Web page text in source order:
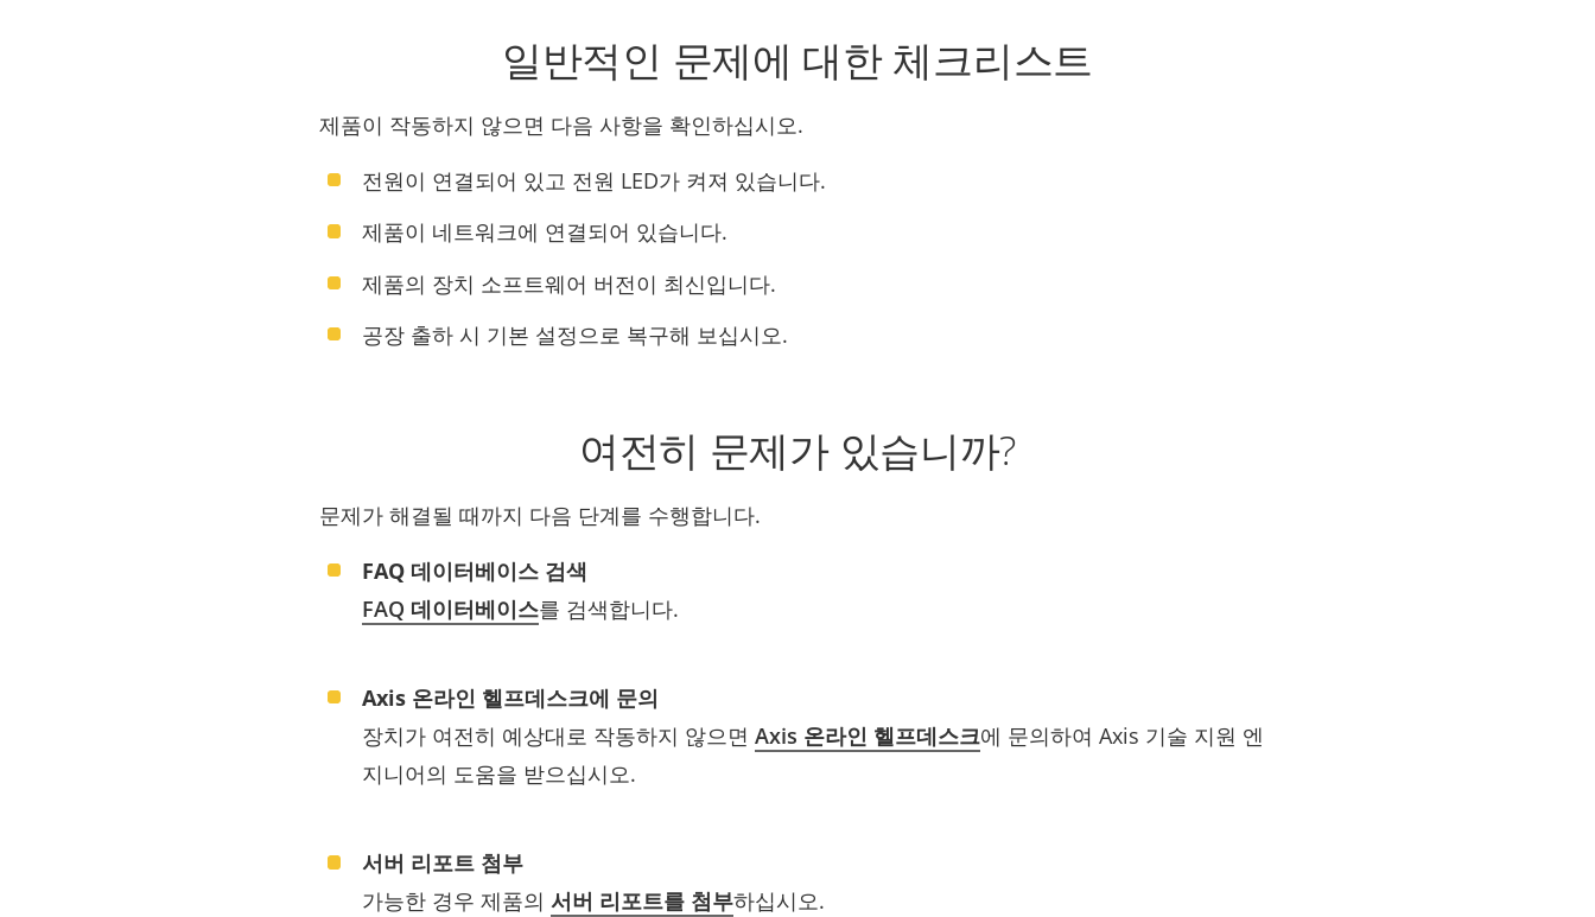
일반적인 문제에 대한 체크리스트
제품이 작동하지 않으면 다음 사항을 확인하십시오.
전원이 연결되어 있고 전원 LED가 켜져 있습니다.
제품이 네트워크에 연결되어 있습니다.
제품의 장치 소프트웨어 버전이 최신입니다.
공장 출하 시 기본 설정으로 복구해 보십시오.
여전히 문제가 있습니까?
문제가 해결될 때까지 다음 단계를 수행합니다.
FAQ 데이터베이스 검색
FAQ 데이터베이스를 검색합니다.
Axis 온라인 헬프데스크에 문의
장치가 여전히 예상대로 작동하지 않으면 Axis 온라인 헬프데스크에 문의하여 Axis 기술 지원 엔
지니어의 도움을 받으십시오.
서버 리포트 첨부
가능한 경우 제품의 서버 리포트를 첨부하십시오.